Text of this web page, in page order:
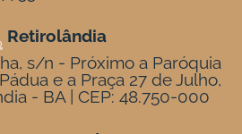
Retirolândia
s/n - Próximo a Paróquia
e a Praça 27 de Julho,
- BA | CEP: 48.750-000